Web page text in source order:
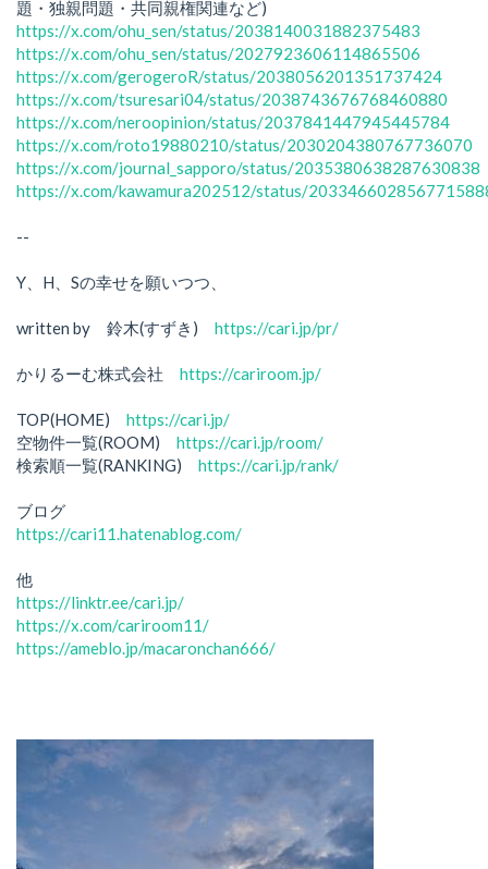
題・独親問題・共同親権関連など)
https://x.com/ohu_sen/status/2038140031882375483
https://x.com/ohu_sen/status/2027923606114865506
https://x.com/gerogeroR/status/2038056201351737424
https://x.com/tsuresari04/status/2038743676768460880
https://x.com/neroopinion/status/2037841447945445784
https://x.com/roto19880210/status/2030204380767736070
https://x.com/journal_sapporo/status/2035380638287630838
https://x.com/kawamura202512/status/
--
Y、H、Sの幸せを願いつつ、
written by 鈴木(すずき) https://cari.jp/pr/
かりるーむ株式会社 https://cariroom.jp/
TOP(HOME) https://cari.jp/
空物件一覧(ROOM) https://cari.jp/room/
検索順一覧(RANKING) https://cari.jp/rank/
ブログ
https://cari11.hatenablog.com/
他
https://linktr.ee/cari.jp/
https://x.com/cariroom11/
https://ameblo.jp/macaronchan666/